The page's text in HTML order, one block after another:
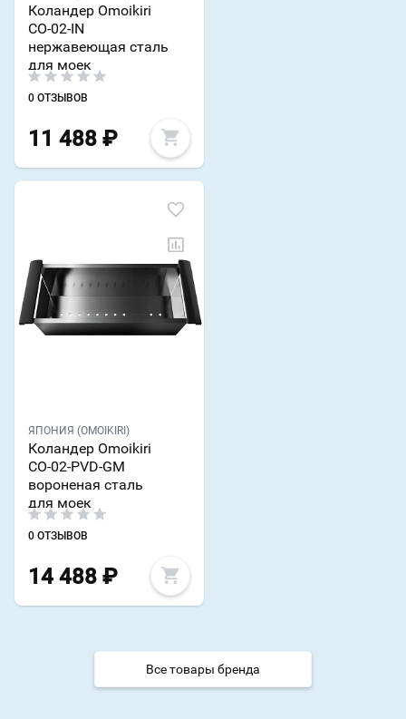
Коландер Omoikiri
CO-02-IN
нержавеющая сталь
для моек
0 ОТЗЫВОВ
11 488 ₽
ЯПОНИЯ (OMOIKIRI)
Коландер Omoikiri
CO-02-PVD-GM
вороненая сталь
для моек
0 ОТЗЫВОВ
14 488 ₽
Все товары бренда